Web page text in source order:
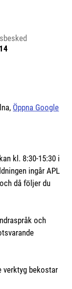
Öppna Google
kl. 8:30-15:30 i
ingår APL
då följer du
och
verktyg bekostar